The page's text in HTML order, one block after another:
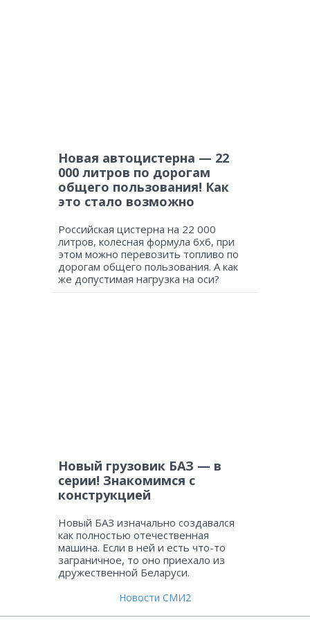
Новая автоцистерна — 22
000 литров по дорогам
общего пользования! Как
это стало возможно
Российская цистерна на 22 000
литров, колесная формула 6х6, при
этом можно перевозить топливо по
дорогам общего пользования. А как
же допустимая нагрузка на оси?
Новый грузовик БАЗ — в
серии! Знакомимся с
конструкцией
Новый БАЗ изначально создавался
как полностью отечественная
машина. Если в ней и есть что-то
заграничное, то оно приехало из
дружественной Беларуси.
Новости СМИ2